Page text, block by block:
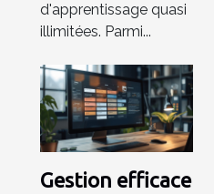
d'apprentissage quasi
illimitées. Parmi...
Gestion efficace